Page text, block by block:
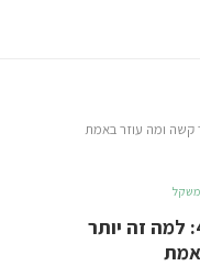
ירידה במשקל אחרי גיל 40: למה זה יותר